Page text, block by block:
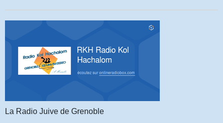
La Radio Juive de Grenoble